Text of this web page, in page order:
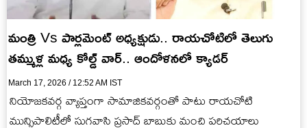
మంత్రి Vs పార్లమెంట్ అధ్యక్షుడు.. రాయచోటిలో తెలుగు
తమ్ముళ్ల మధ్య కోల్డ్‌ వార్.. ఆందోళనలో క్యాడర్
March 17, 2026 / 12:52 AM IST
నియోజకవర్గ వ్యాప్తంగా సామాజికవర్గంతో పాటు రాయచోటి
మున్సిపాలిటీలో సుగవాసి ప్రసాద్ బాబుకు మంచి పరిచయాలు